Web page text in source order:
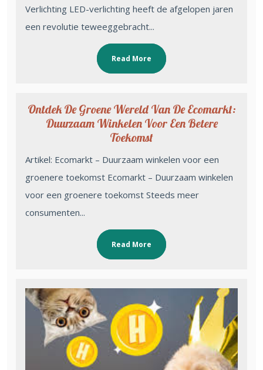
Verlichting LED-verlichting heeft de afgelopen jaren
een revolutie teweeggebracht...
Read More
Ontdek De Groene Wereld Van De Ecomarkt:
Duurzaam Winkelen Voor Een Betere
Toekomst
Artikel: Ecomarkt – Duurzaam winkelen voor een
groenere toekomst Ecomarkt – Duurzaam winkelen
voor een groenere toekomst Steeds meer
consumenten...
Read More